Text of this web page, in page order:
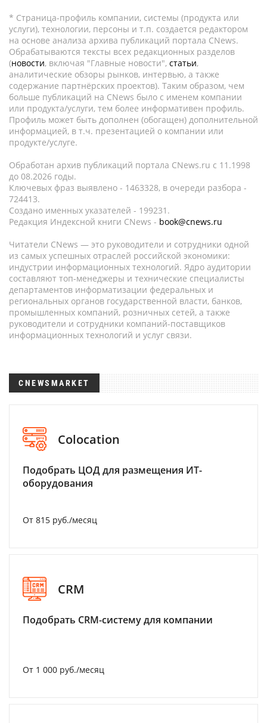
* Страница-профиль компании, системы (продукта или
услуги), технологии, персоны и т.п. создается редактором
на основе анализа архива публикаций портала CNews.
Обрабатываются тексты всех редакционных разделов
(новости, включая "Главные новости", статьи,
аналитические обзоры рынков, интервью, а также
содержание партнёрских проектов). Таким образом, чем
больше публикаций на CNews было с именем компании
или продукта/услуги, тем более информативен профиль.
Профиль может быть дополнен (обогащен) дополнительной
информацией, в т.ч. презентацией о компании или
продукте/услуге.
Обработан архив публикаций портала CNews.ru c 11.1998
до 08.2026 годы.
Ключевых фраз выявлено - 1463328, в очереди разбора -
724413.
Создано именных указателей - 199231.
Редакция Индексной книги CNews - book@cnews.ru
Читатели CNews — это руководители и сотрудники одной
из самых успешных отраслей российской экономики:
индустрии информационных технологий. Ядро аудитории
составляют топ-менеджеры и технические специалисты
департаментов информатизации федеральных и
региональных органов государственной власти, банков,
промышленных компаний, розничных сетей, а также
руководители и сотрудники компаний-поставщиков
информационных технологий и услуг связи.
CNEWSMARKET
Colocation
Подобрать ЦОД для размещения ИТ-
оборудования
От 815 руб./месяц
CRM
Подобрать CRM-систему для компании
От 1 000 руб./месяц